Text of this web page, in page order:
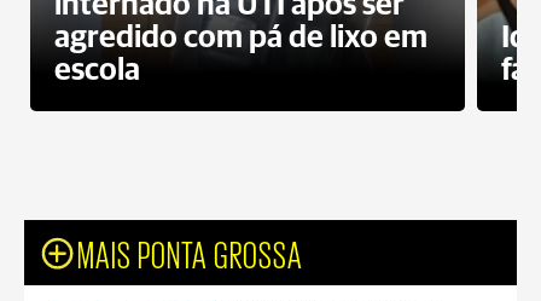
agredido com pá de lixo em
escola
MAIS PONTA GROSSA